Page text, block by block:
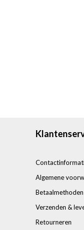
Algemene
Betaalmethoden
Verzenden &
Retourneren